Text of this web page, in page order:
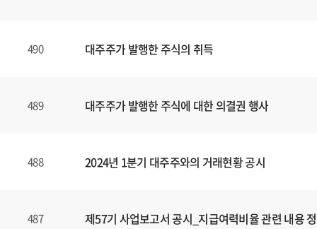
490 대주주가 발행한 주식의 취득
489 대주주가 발행한 주식에 대한 의결권 행사
488 2024년 1분기 대주주와의 거래현황 공시
487 제57기 사업보고서 공시_지급여력비율 관련 내용